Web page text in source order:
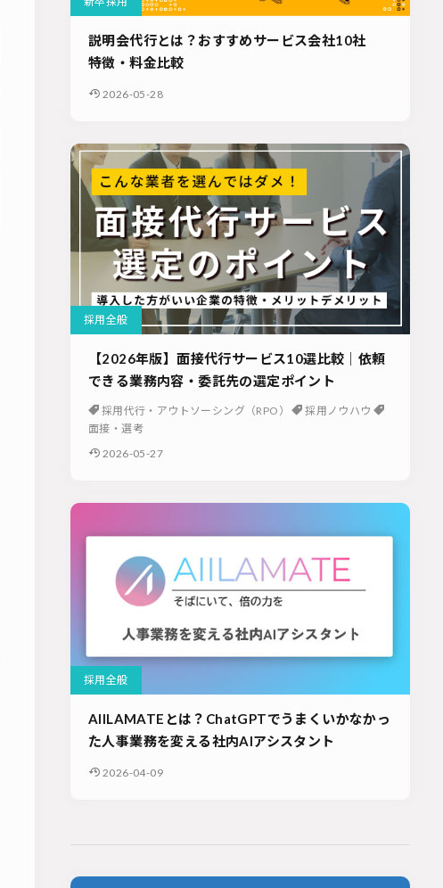
説明会代行とは？おすすめサービス会社10社
特徴・料金比較
2026-05-28
採用全般
【2026年版】面接代行サービス10選比較｜依頼
できる業務内容・委託先の選定ポイント
採用代行・アウトソーシング（RPO）
採用ノウハウ
面接・選考
2026-05-27
採用全般
AIILAMATEとは？ChatGPTでうまくいかなかっ
た人事業務を変える社内AIアシスタント
2026-04-09